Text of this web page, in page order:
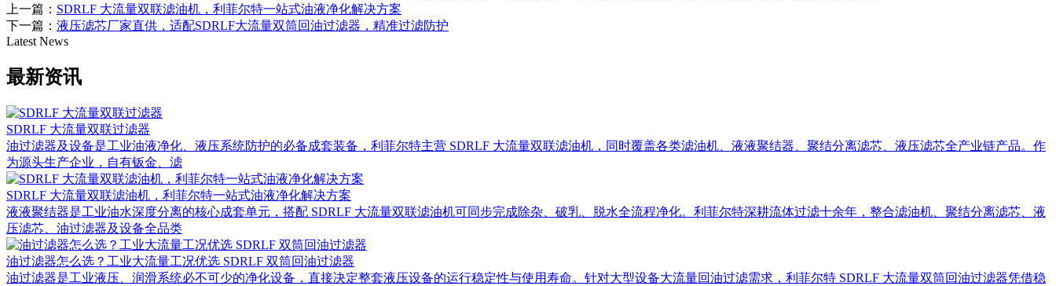
上一篇： SDRLF 大流量双联滤油机，利菲尔特一站式油液净化解决方案
下一篇： 液压滤芯厂家直供，适配SDRLF大流量双筒回油过滤器，精准过滤防护
Latest News
最新资讯
SDRLF 大流量双联过滤器
油过滤器及设备是工业油液净化、液压系统防护的必备成套装备，利菲尔特主营 SDRLF 大流量双联滤油机，同时覆盖各类滤油机、液液聚结器、聚结分离滤芯、液压滤芯全产业链产品。作
为源头生产企业，自有钣金、滤
SDRLF 大流量双联滤油机，利菲尔特一站式油液净化解决方案
液液聚结器是工业油水深度分离的核心成套单元，搭配 SDRLF 大流量双联滤油机可同步完成除杂、破乳、脱水全流程净化。利菲尔特深耕流体过滤十余年，整合滤油机、聚结分离滤芯、液
压滤芯、油过滤器及设备全品类
油过滤器怎么选？工业大流量工况优选 SDRLF 双筒回油过滤器
油过滤器是工业液压、润滑系统必不可少的净化设备，直接决定整套液压设备的运行稳定性与使用寿命。针对大型设备大流量回油过滤需求，利菲尔特 SDRLF 大流量双筒回油过滤器凭借稳